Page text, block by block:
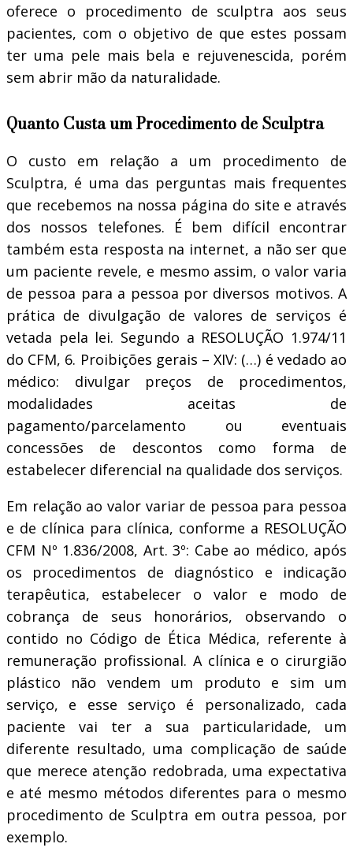
oferece o procedimento de sculptra aos seus
pacientes, com o objetivo de que estes possam
ter uma pele mais bela e rejuvenescida, porém
sem abrir mão da naturalidade.
Quanto Custa um Procedimento de Sculptra
O custo em relação a um procedimento de
Sculptra, é uma das perguntas mais frequentes
que recebemos na nossa página do site e através
dos nossos telefones. É bem difícil encontrar
também esta resposta na internet, a não ser que
um paciente revele, e mesmo assim, o valor varia
de pessoa para a pessoa por diversos motivos. A
prática de divulgação de valores de serviços é
vetada pela lei. Segundo a RESOLUÇÃO 1.974/11
do CFM, 6. Proibições gerais – XIV: (…) é vedado ao
médico: divulgar preços de procedimentos,
modalidades aceitas de
pagamento/parcelamento ou eventuais
concessões de descontos como forma de
estabelecer diferencial na qualidade dos serviços.
Em relação ao valor variar de pessoa para pessoa
e de clínica para clínica, conforme a RESOLUÇÃO
CFM Nº 1.836/2008, Art. 3º: Cabe ao médico, após
os procedimentos de diagnóstico e indicação
terapêutica, estabelecer o valor e modo de
cobrança de seus honorários, observando o
contido no Código de Ética Médica, referente à
remuneração profissional. A clínica e o cirurgião
plástico não vendem um produto e sim um
serviço, e esse serviço é personalizado, cada
paciente vai ter a sua particularidade, um
diferente resultado, uma complicação de saúde
que merece atenção redobrada, uma expectativa
e até mesmo métodos diferentes para o mesmo
procedimento de Sculptra em outra pessoa, por
exemplo.